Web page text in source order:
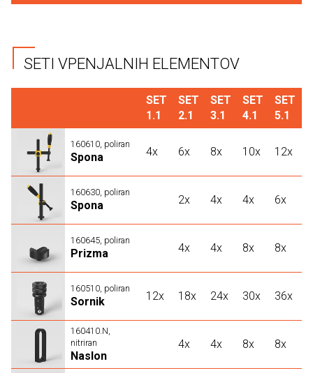
SETI VPENJALNIH ELEMENTOV
SET
1.1
SET
2.1
SET
3.1
SET
4.1
SET
5.1
160610, poliran
Spona 4x 6x 8x 10x 12x
160630, poliran
Spona 2x 4x 4x 6x
160645, poliran
Prizma 4x 4x 8x 8x
160510, poliran
Sornik 12x 18x 24x 30x 36x
160410.N,
nitriran
Naslon
4x 4x 8x 8x